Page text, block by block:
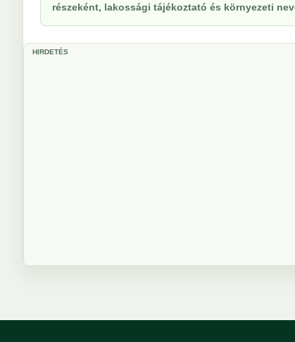
részeként, lakossági tájékoztató és környezeti
HIRDETÉS